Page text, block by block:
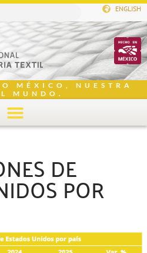
ENGLISH
MÉXICO, NUESTRA
MUNDO.
DE
POR